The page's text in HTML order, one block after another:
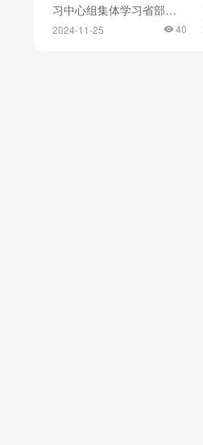
习中心组集体学习省部级
主要领导干部学习贯彻党
2024-11-25 40